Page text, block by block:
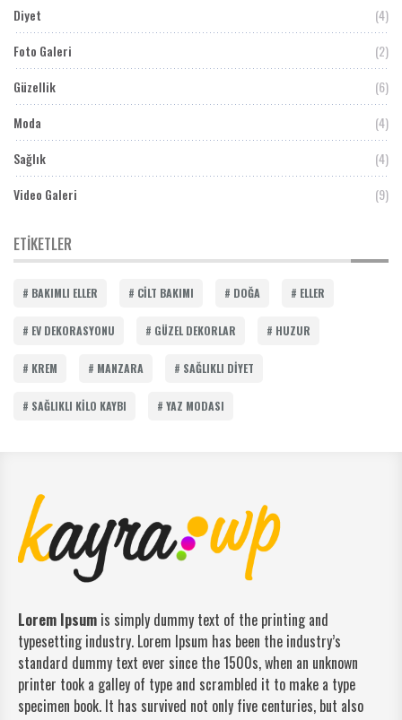
Diyet
(4)
Foto Galeri
(2)
Güzellik
(6)
Moda
(4)
Sağlık
(4)
Video Galeri
(9)
ETIKETLER
BAKIMLI ELLER CILT BAKIMI DOĞA ELLER
EV DEKORASYONU GÜZEL DEKORLAR HUZUR
KREM MANZARA SAĞLIKLI DIYET
SAĞLIKLI KILO KAYBI YAZ MODASI
Lorem Ipsum is simply dummy text of the printing and
typesetting industry. Lorem Ipsum has been the industry’s
standard dummy text ever since the 1500s, when an unknown
printer took a galley of type and scrambled it to make a type
specimen book. It has survived not only five centuries, but also